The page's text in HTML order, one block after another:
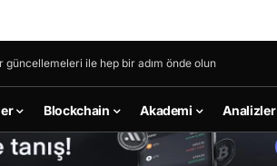
güncellemeleri ile hep bir adım önde olun
Blockchain Akademi Analizler